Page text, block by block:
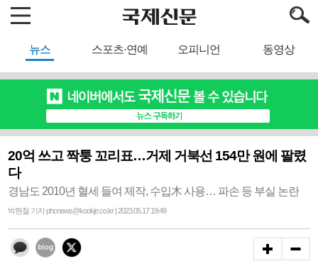
뉴스 스포츠·연예 오피니언 동영상
20억 쓰고 짝퉁 꼬리표…거제 거북선 154만 원에 팔렸
다
경남도 2010년 혈세 들여 제작, 수입木 사용… 파손 등 부실 논란
박현철 기자 phcnews@kookje.co.kr | 2023.05.17 19:49